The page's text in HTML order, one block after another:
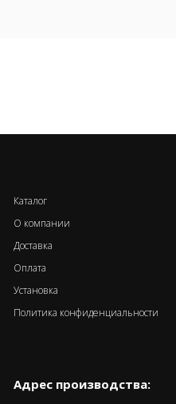
Каталог
О компании
Доставка
Оплата
Установка
Политика конфиденциальности
Адрес производства: